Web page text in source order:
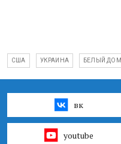
США УКРАИНА БЕЛЫЙ ДОМ
вк
youtube